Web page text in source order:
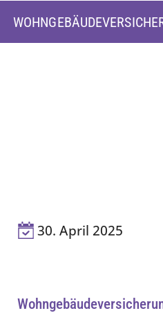
30. April 2025